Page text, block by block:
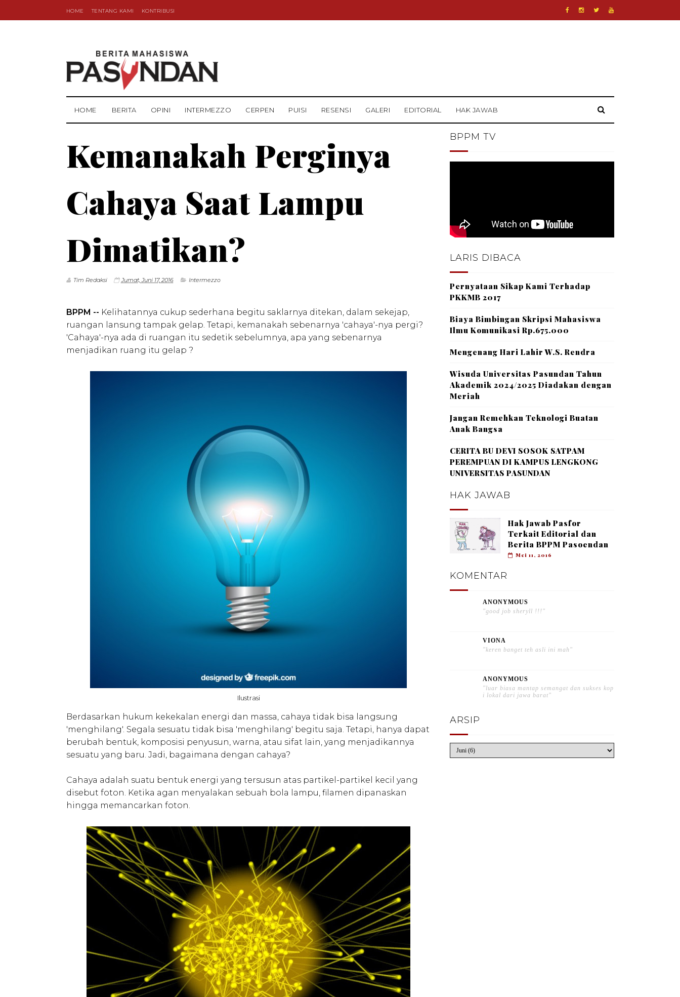
HOME TENTANG KAMI KONTRIBUSI
HOME BERITA OPINI INTERMEZZO CERPEN PUISI RESENSI GALERI EDITORIAL HAK JAWAB
Kemanakah Perginya
Cahaya Saat Lampu
Dimatikan?
Tim Redaksi Jumat, Juni 17, 2016 Intermezzo
BPPM -- Kelihatannya cukup sederhana begitu saklarnya ditekan, dalam sekejap,
ruangan lansung tampak gelap. Tetapi, kemanakah sebenarnya 'cahaya'-nya pergi?
'Cahaya'-nya ada di ruangan itu sedetik sebelumnya, apa yang sebenarnya
menjadikan ruang itu gelap ?
Ilustrasi
Berdasarkan hukum kekekalan energi dan massa, cahaya tidak bisa langsung
'menghilang'. Segala sesuatu tidak bisa 'menghilang' begitu saja. Tetapi, hanya dapat
berubah bentuk, komposisi penyusun, warna, atau sifat lain, yang menjadikannya
sesuatu yang baru. Jadi, bagaimana dengan cahaya?
Cahaya adalah suatu bentuk energi yang tersusun atas partikel-partikel kecil yang
disebut foton. Ketika agan menyalakan sebuah bola lampu, filamen dipanaskan
hingga memancarkan foton.
BPPM TV
LARIS DIBACA
Pernyataan Sikap Kami Terhadap
PKKMB 2017
Biaya Bimbingan Skripsi Mahasiswa
Ilmu Komunikasi Rp.675.000
Mengenang Hari Lahir W.S. Rendra
Wisuda Universitas Pasundan Tahun
Akademik 2024/2025 Diadakan dengan
Meriah
Jangan Remehkan Teknologi Buatan
Anak Bangsa
CERITA BU DEVI SOSOK SATPAM
PEREMPUAN DI KAMPUS LENGKONG
UNIVERSITAS PASUNDAN
HAK JAWAB
Hak Jawab Pasfor
Terkait Editorial dan
Berita BPPM Pasoendan
Mei 11, 2016
KOMENTAR
ANONYMOUS
"good job sheryll !!!"
VIONA
"keren banget teh asli ini mah"
ANONYMOUS
"luar biasa mantap semangat dan sukses kop
i lokal dari jawa barat"
ARSIP